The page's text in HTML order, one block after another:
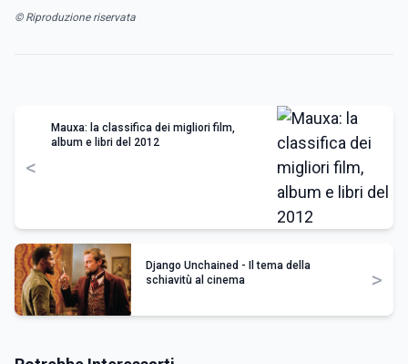
© Riproduzione riservata
<
Mauxa: la classifica dei migliori film,
album e libri del 2012
Django Unchained - Il tema della
schiavitù al cinema
>